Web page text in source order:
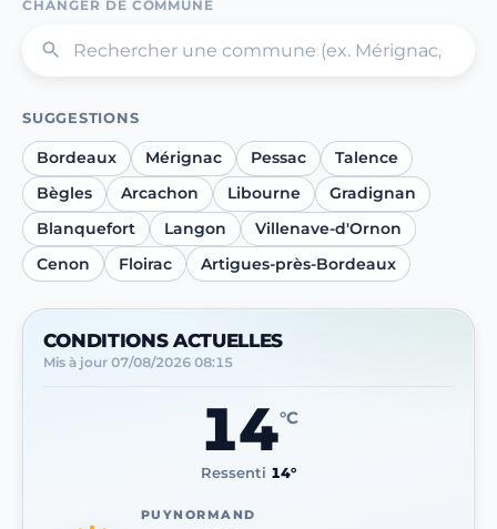
CHANGER DE COMMUNE
SUGGESTIONS
Bordeaux Mérignac Pessac
Talence
Bègles
Arcachon Libourne
Gradignan
Blanquefort
Langon
Villenave-d'Ornon
Cenon
Floirac Artigues-près-Bordeaux
CONDITIONS ACTUELLES
Mis à jour 07/08/2026 08:15
PUYNORMAND
14°C
Ressenti 14°